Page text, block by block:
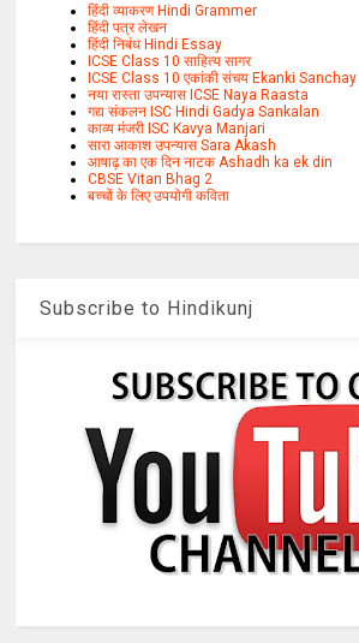
हिंदी व्याकरण Hindi Grammer
हिंदी पत्र लेखन
हिंदी निबंध Hindi Essay
ICSE Class 10 साहित्य सागर
ICSE Class 10 एकांकी संचय Ekanki Sanchay
नया रास्ता उपन्यास ICSE Naya Raasta
गद्य संकलन ISC Hindi Gadya Sankalan
काव्य मंजरी ISC Kavya Manjari
सारा आकाश उपन्यास Sara Akash
आषाढ़ का एक दिन नाटक Ashadh ka ek din
CBSE Vitan Bhag 2
बच्चों के लिए उपयोगी कविता
Subscribe to Hindikunj